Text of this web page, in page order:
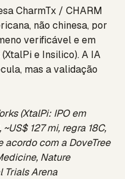
CharmTx / CHARM
não chinesa, por
verificável e em
e Insilico). A IA
mas a validação
(XtalPi: IPO em
127 mi, regra 18C,
com a DoveTree
Nature
Trials Arena